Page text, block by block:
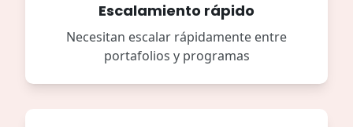
Escalamiento rápido
Necesitan escalar rápidamente entre
portafolios y programas